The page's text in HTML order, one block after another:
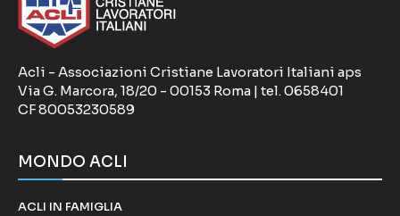
Acli - Associazioni Cristiane Lavoratori Italiani aps
Via G. Marcora, 18/20 - 00153 Roma | tel. 0658401
CF 80053230589
MONDO ACLI
ACLI IN FAMIGLIA